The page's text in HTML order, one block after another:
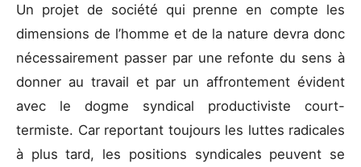
Un projet de société qui prenne en compte les
dimensions de l’homme et de la nature devra donc
nécessairement passer par une refonte du sens à
donner au travail et par un affrontement évident
avec le dogme syndical productiviste court-
termiste. Car reportant toujours les luttes radicales
à plus tard, les positions syndicales peuvent se